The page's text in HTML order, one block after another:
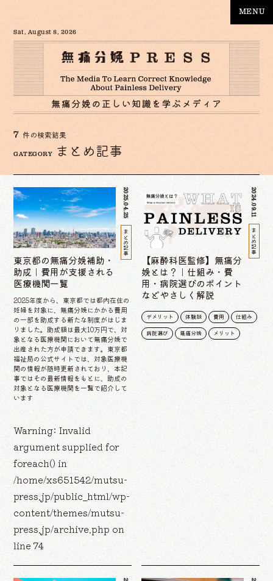
MENU
Sat, August 8, 2026
7 件の検索結果
GATEGORY まとめ記事
2025.04.25
まとめ記事
東京都の無痛分娩補助・
助成｜費用が支援される
医療機関一覧
2025年度から、東京都では都内在住の
妊婦を対象に、無痛分娩にかかる費用
の一部を助成する新たな制度がはじま
りました。助成額は最大10万円で、対
象となる医療機関において無痛分娩で
出産された方が申請できます。東京都
福祉局の公式サイトでは、対象医療機
関の情報が随時更新されており、本記
事ではその最新情報をもとに、助成の
対象となる医療機関を一覧で紹介して
います
Warning: Invalid
argument supplied for
foreach() in
/home/xs651542/mutsu-
press.jp/public_html/wp-
content/themes/mutsu-
press.jp/archive.php on
line74
2024.09.11
まとめ記事
【麻酔科医監修】無痛分
娩とは？｜仕組み・費
用・病院選びのポイント
などやさしく解説
デメリット 体験談 費用 仕組み
病院選び 無痛分娩 メリット